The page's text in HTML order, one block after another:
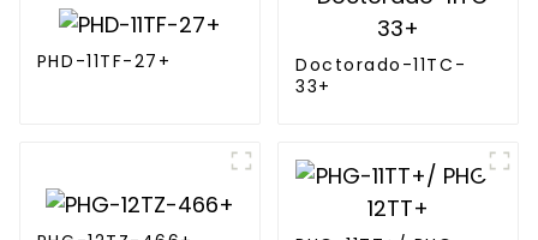
PHD-11TF-27+
Doctorado-11TC-
33+